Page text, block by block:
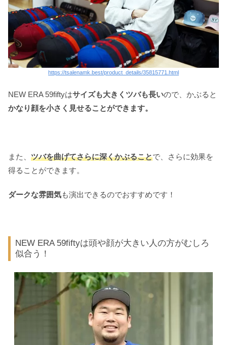
https://tsalenamk.best/product_details/35815771.html
NEW ERA 59fiftyはサイズも大きくツバも長いので、かぶると
かなり顔を小さく見せることができます。
また、 ツバを曲げてさらに深くかぶることで、さらに効果を
得ることができます。
ダークな雰囲気も演出できるのでおすすめです！
NEW ERA 59fiftyは頭や顔が大きい人の方がむしろ
似合う！